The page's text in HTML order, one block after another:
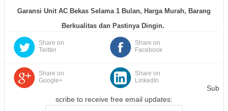
Garansi Unit AC Bekas Selama 1 Bulan, Harga Murah, Barang
Berkualitas dan Pastinya Dingin.
Share on
Facebook
Share on
Twitter
Share on
Google+
Share on
LinkedIn
Sub
scribe to receive free email updates: